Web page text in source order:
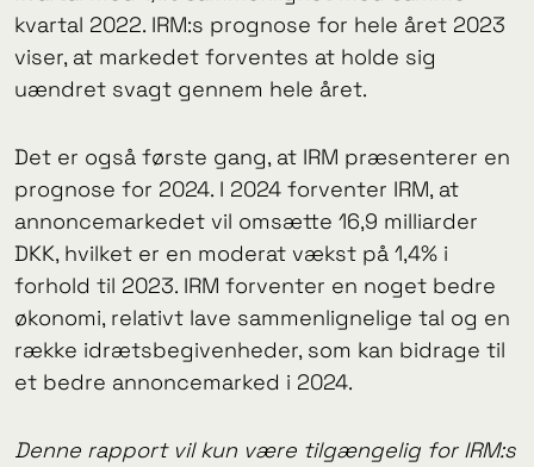
kvartal 2022. IRM:s prognose for hele året 2023
viser, at markedet forventes at holde sig
uændret svagt gennem hele året.
Det er også første gang, at IRM præsenterer en
prognose for 2024. I 2024 forventer IRM, at
annoncemarkedet vil omsætte 16,9 milliarder
DKK, hvilket er en moderat vækst på 1,4% i
forhold til 2023. IRM forventer en noget bedre
økonomi, relativt lave sammenlignelige tal og en
række idrætsbegivenheder, som kan bidrage til
et bedre annoncemarked i 2024.
Denne rapport vil kun være tilgængelig for IRM:s